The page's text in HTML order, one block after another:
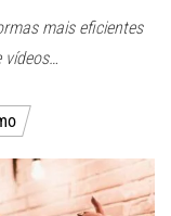
mais eficientes
vídeos…